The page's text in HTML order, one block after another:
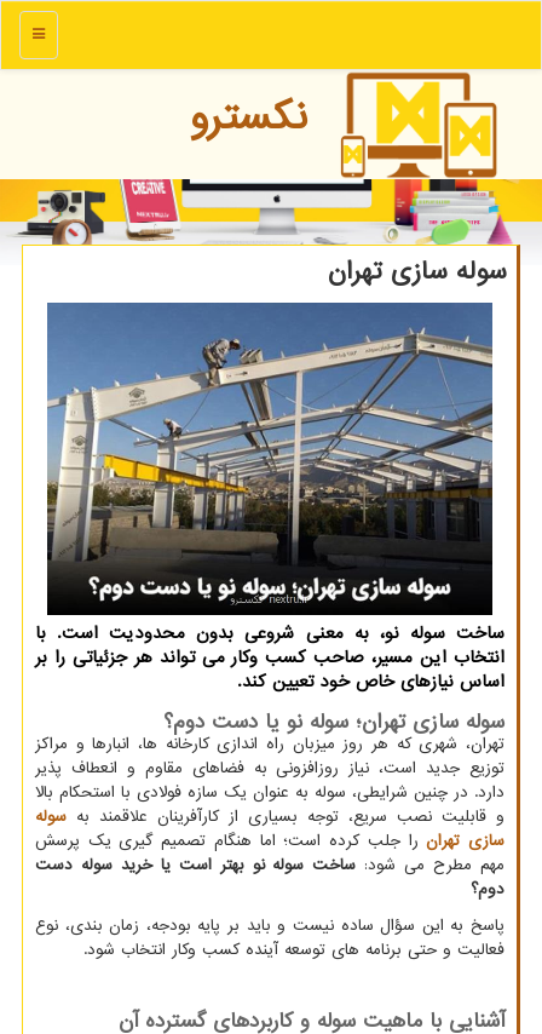
منو
نكسترو
سوله سازی تهران
ساخت سوله نو، به معنی شروعی بدون محدودیت است. با
انتخاب این مسیر، صاحب کسب وکار می تواند هر جزئیاتی را بر
اساس نیازهای خاص خود تعیین کند.
سوله سازی تهران؛ سوله نو یا دست دوم؟
تهران، شهری که هر روز میزبان راه اندازی کارخانه ها، انبارها و مراکز
توزیع جدید است، نیاز روزافزونی به فضاهای مقاوم و انعطاف پذیر
دارد. در چنین شرایطی، سوله به عنوان یک سازه فولادی با استحکام بالا
و قابلیت نصب سریع، توجه بسیاری از کارآفرینان علاقمند به سوله
سازی تهرانرا جلب کرده است؛ اما هنگام تصمیم گیری یک پرسش
مهم مطرح می شود: ساخت سوله نو بهتر است یا خرید سوله دست
دوم؟
پاسخ به این سؤال ساده نیست و باید بر پایه بودجه، زمان بندی، نوع
فعالیت و حتی برنامه های توسعه آینده کسب وکار انتخاب شود.
آشنایی با ماهیت سوله و کاربردهای گسترده آن